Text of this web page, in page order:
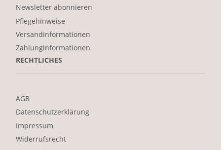
Newsletter abonnieren
Pflegehinweise
Versandinformationen
Zahlunginformationen
RECHTLICHES
AGB
Datenschutzerklärung
Impressum
Widerrufsrecht